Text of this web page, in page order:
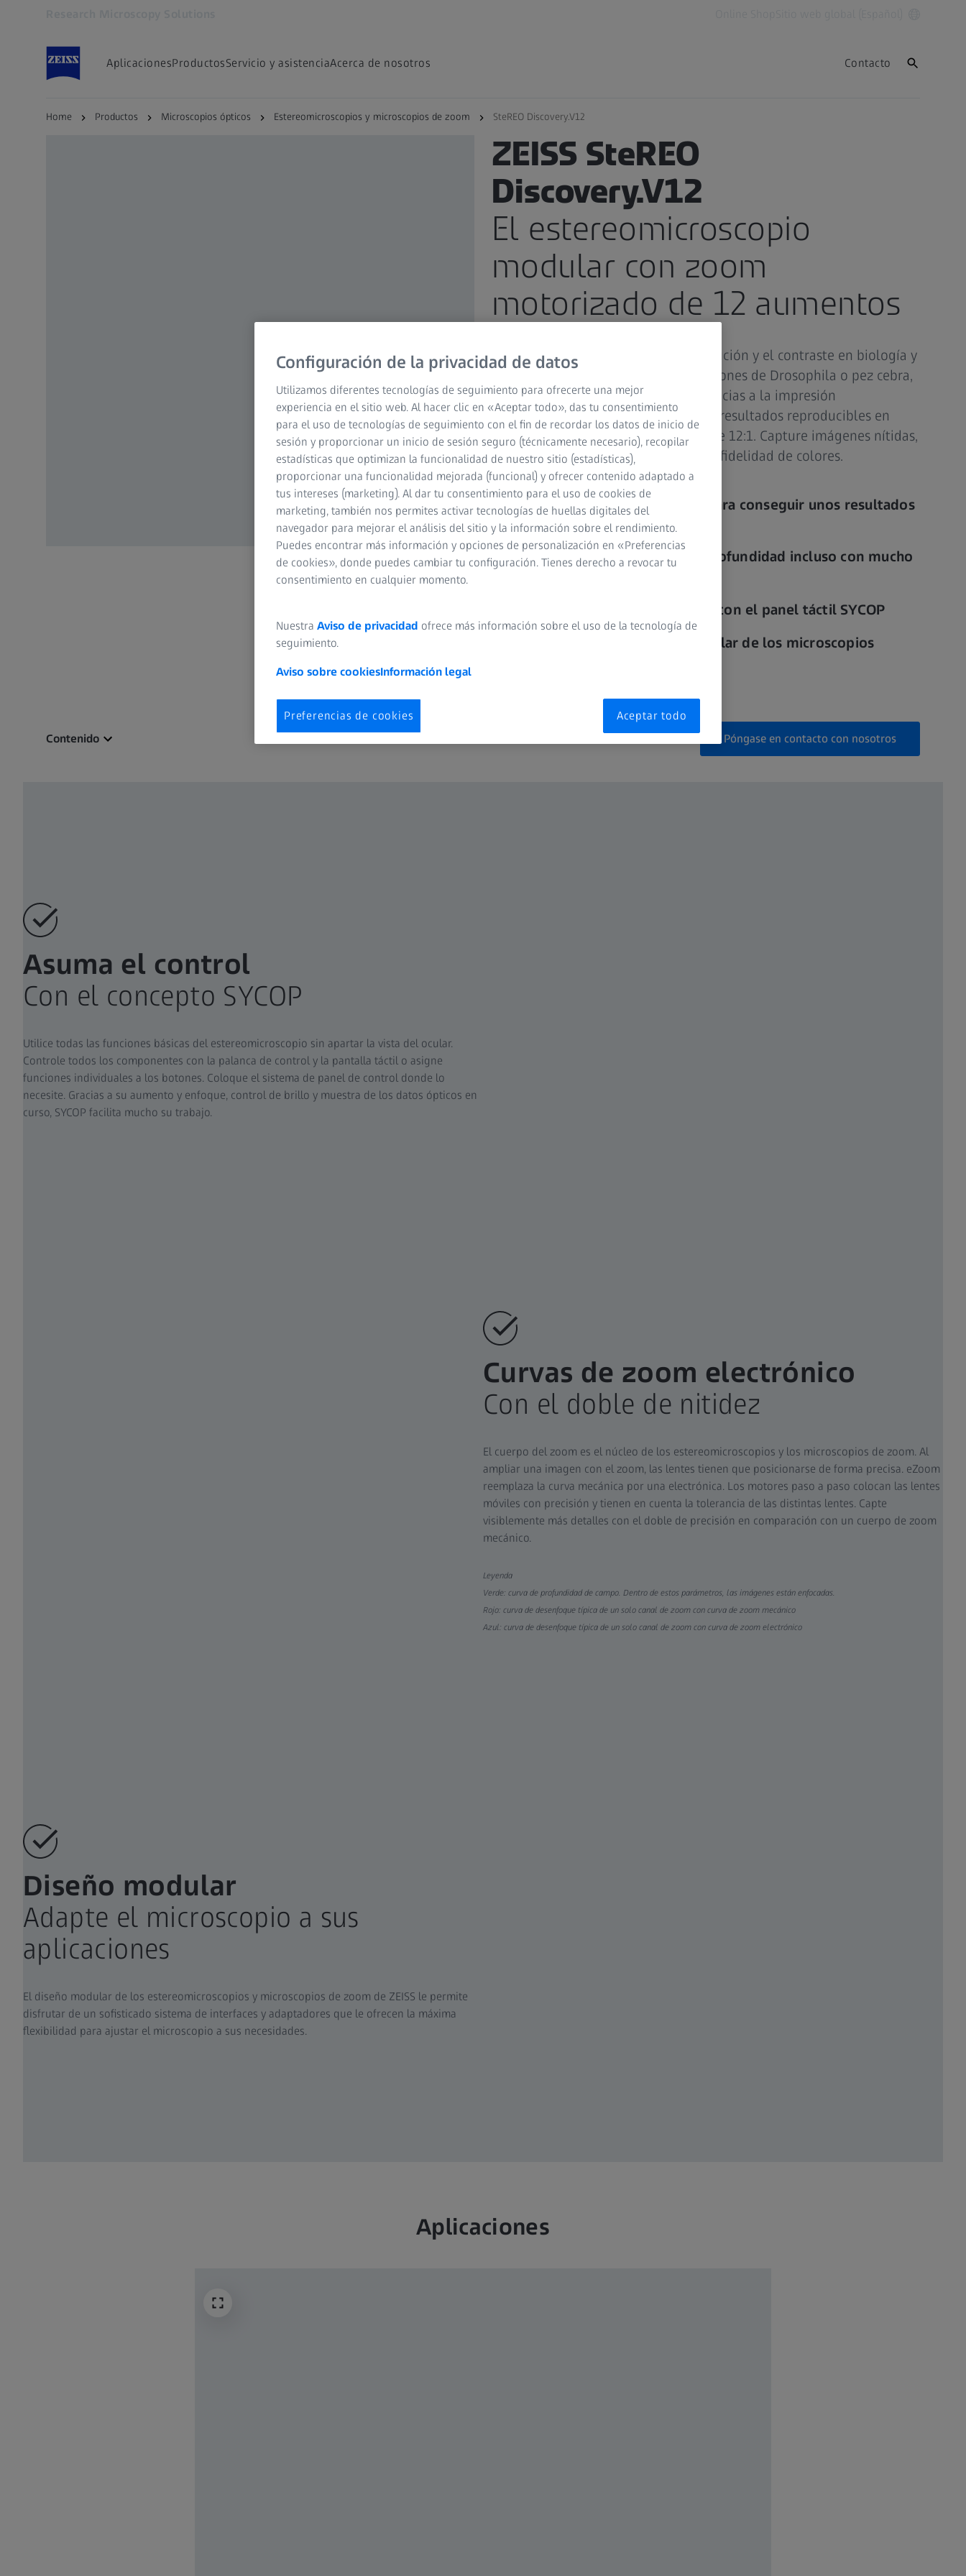
AplicacionesProductosServicio y asistenciaAcerca de nosotros Contacto
Home Productos Microscopios ópticos Estereomicroscopios y microscopios de zoom SteREO Discovery.V12​
ZEISS SteREO
Discovery.V12​
El estereomicroscopio
modular con zoom
motorizado de 12 aumentos​
SteREO Discovery.V12 mejora la resolución y el contraste en biología y
control de calidad. Observe los embriones de Drosophila o pez cebra,
endoprótesis o placas de circuitos gracias a la impresión
tridimensional optimizada, y consiga resultados reproducibles en
todo el rango de zoom motorizado de 12:1. Capture imágenes nítidas,
con mucho contraste y con excelente fidelidad de colores.
Componentes motorizados para conseguir unos resultados
fiables​
Excelente percepción de la profundidad incluso con mucho
Funcionamiento ergonómico con el panel táctil SYCOP​
Integrado en el sistema modular de los microscopios
Contenido Póngase en contacto con nosotros
Asuma el control​
Con el concepto SYCOP​
Utilice todas las funciones básicas del estereomicroscopio sin apartar la vista del ocular.
Controle todos los componentes con la palanca de control y la pantalla táctil o asigne
funciones individuales a los botones. Coloque el sistema de panel de control donde lo
necesite. Gracias a su aumento y enfoque, control de brillo y muestra de los datos ópticos en
curso, SYCOP facilita mucho su trabajo.​
Curvas de zoom electrónico​
Con el doble de nitidez​
El cuerpo del zoom es el núcleo de los estereomicroscopios y los microscopios de zoom. Al
ampliar una imagen con el zoom, las lentes tienen que posicionarse de forma precisa. eZoom
reemplaza la curva mecánica por una electrónica. Los motores paso a paso colocan las lentes
móviles con precisión y tienen en cuenta la tolerancia de las distintas lentes. Capte
visiblemente más detalles con el doble de precisión en comparación con un cuerpo de zoom
mecánico.​
Leyenda
Verde: curva de profundidad de campo. Dentro de estos parámetros, las imágenes están enfocadas​.
Rojo: curva de desenfoque típica de un solo canal de zoom con curva de zoom mecánico
Azul: curva de desenfoque típica de un solo canal de zoom con curva de zoom electrónico
Diseño modular​
Adapte el microscopio a sus
aplicaciones​
El diseño modular de los estereomicroscopios y microscopios de zoom de ZEISS le permite
disfrutar de un sofisticado sistema de interfaces y adaptadores que le ofrecen la máxima
flexibilidad para ajustar el microscopio a sus necesidades.
Aplicaciones
Configuración de la privacidad de datos
Utilizamos diferentes tecnologías de seguimiento para ofrecerte una mejor
experiencia en el sitio web. Al hacer clic en «Aceptar todo», das tu consentimiento
para el uso de tecnologías de seguimiento con el fin de recordar los datos de inicio de
sesión y proporcionar un inicio de sesión seguro (técnicamente necesario), recopilar
estadísticas que optimizan la funcionalidad de nuestro sitio (estadísticas),
proporcionar una funcionalidad mejorada (funcional) y ofrecer contenido adaptado a
tus intereses (marketing). Al dar tu consentimiento para el uso de cookies de
marketing, también nos permites activar tecnologías de huellas digitales del
navegador para mejorar el análisis del sitio y la información sobre el rendimiento.
Puedes encontrar más información y opciones de personalización en «Preferencias
de cookies», donde puedes cambiar tu configuración. Tienes derecho a revocar tu
consentimiento en cualquier momento.
Nuestra Aviso de privacidad ofrece más información sobre el uso de la tecnología de
seguimiento.
Aviso sobre cookiesInformación legal
Preferencias de cookies Aceptar todo